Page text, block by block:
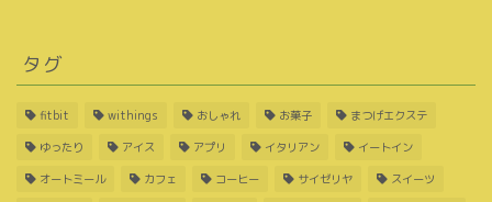
タグ
fitbit withings おしゃれ お菓子 まつげエクステ
ゆったり アイス アプリ イタリアン イートイン
オートミール カフェ コーヒー サイゼリヤ スイーツ